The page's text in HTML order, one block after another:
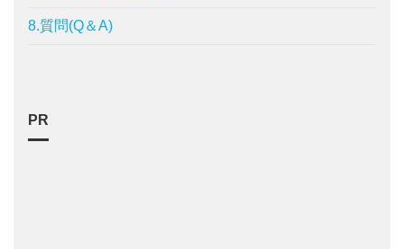
8.質問(Q＆A)
PR